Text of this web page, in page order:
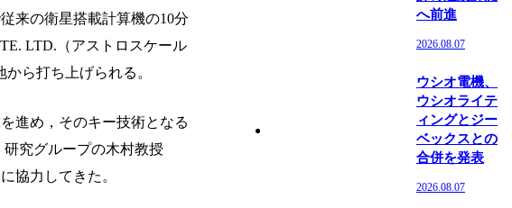
来の衛星搭載計算機の10分
LTD.（アストロスケール
ら打ち上げられる。
進め，そのキー技術となる
究グループの木村教授
協力してきた。
へ前進
2026.08.07
ウシオ電機、
ウシオライテ
ィングとジー
ベックスとの
合併を発表
2026.08.07